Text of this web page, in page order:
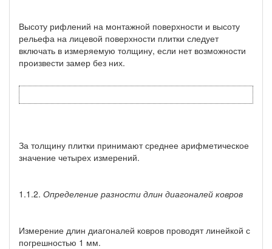
Высоту рифлений на монтажной поверхности и высоту
рельефа на лицевой поверхности плитки следует
включать в измеряемую толщину, если нет возможности
произвести замер без них.
За толщину плитки принимают среднее арифметическое
значение четырех измерений.
1.1.2. Определение разности длин диагоналей ковров
Измерение длин диагоналей ковров проводят линейкой с
погрешностью 1 мм.